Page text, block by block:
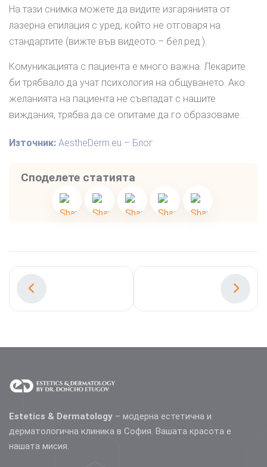
На тази снимка можете да видите изгарянията от
лазерна епилация с уред, който не отговаря на
стандартите (вижте във видеото – бел.ред.).
Комуникацията с пациента е много важна. Лекарите
би трябвало да учат психология на общуването. Ако
желанията на пациента не съвпадат с нашите
виждания, трябва да се опитаме да го образоваме.
Източник: AestheDerm.eu – Блог
Споделете статията
Estetics & Dermatology – модерна естетична и
дерматологична клиника в София. Вашата красота е
нашата мисия.